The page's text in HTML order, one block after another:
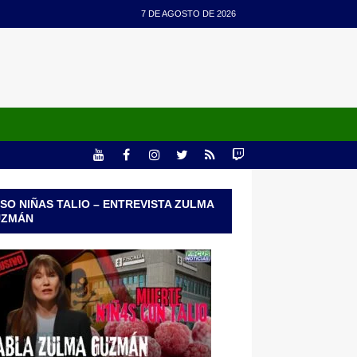
7 DE AGOSTO DE 2026
NIÑAS TALIO – ENTREVISTA ZULMA